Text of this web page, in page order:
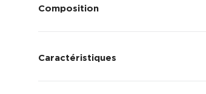
Composition
Caractéristiques